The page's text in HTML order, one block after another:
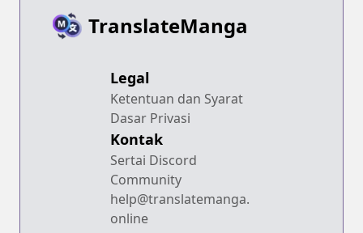
TranslateManga
Legal
Ketentuan dan Syarat
Dasar Privasi
Kontak
Sertai Discord
Community
help@translatemanga.
online